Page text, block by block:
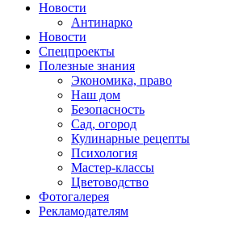
Новости
Антинарко
Новости
Спецпроекты
Полезные знания
Экономика, право
Наш дом
Безопасность
Сад, огород
Кулинарные рецепты
Психология
Мастер-классы
Цветоводство
Фотогалерея
Рекламодателям